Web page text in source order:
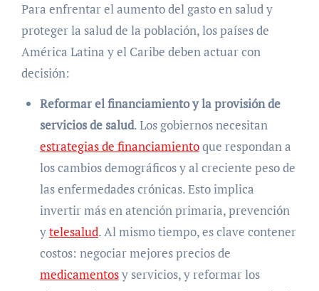
Para enfrentar el aumento del gasto en salud y
proteger la salud de la población, los países de
América Latina y el Caribe deben actuar con
decisión:
Reformar el financiamiento y la provisión de
servicios de salud. Los gobiernos necesitan
estrategias de financiamientoque respondan a
los cambios demográficos y al creciente peso de
las enfermedades crónicas. Esto implica
invertir más en atención primaria, prevención
ytelesalud. Al mismo tiempo, es clave contener
costos: negociar mejores precios de
medicamentosy servicios, y reformar los